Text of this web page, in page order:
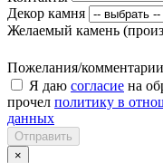
Декор камня
Желаемый камень
Пожелания/комментарии
Я даю согласие на
прочел политику в
данных
Отправить
×